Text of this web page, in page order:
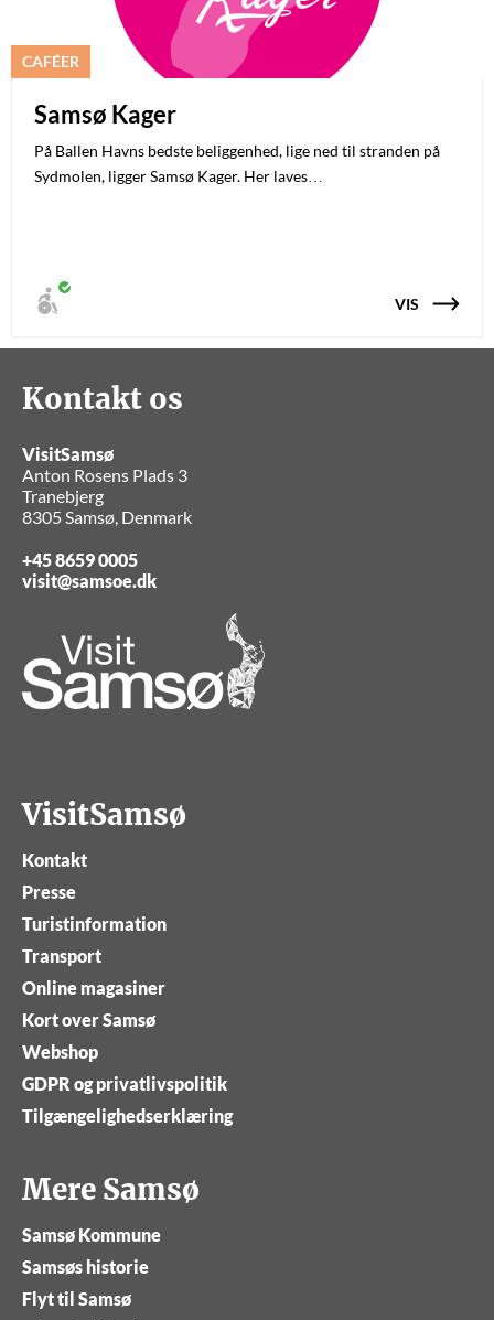
CAFÉER
Samsø Kager
På Ballen Havns bedste beliggenhed, lige ned til stranden på
Sydmolen, ligger Samsø Kager. Her laves…
VIS
Kontakt os
VisitSamsø
Anton Rosens Plads 3
Tranebjerg
8305 Samsø, Denmark
+45 8659 0005
visit@samsoe.dk
VisitSamsø
Kontakt
Presse
Turistinformation
Transport
Online magasiner
Kort over Samsø
Webshop
GDPR og privatlivspolitik
Tilgængelighedserklæring
Mere Samsø
Samsø Kommune
Samsøs historie
Flyt til Samsø